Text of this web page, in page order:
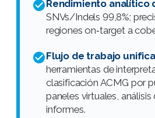
Rendimiento analítico
SNVs/Indels 99,8%;
regiones on‑target a
Flujo de trabajo
herramientas de
clasificación ACMG por
paneles virtuales,
informes.